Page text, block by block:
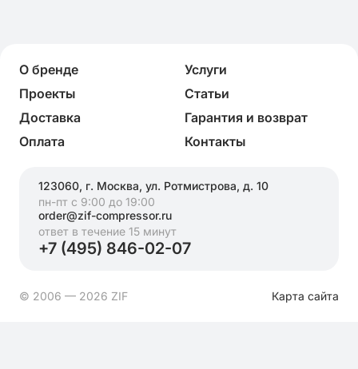
О бренде
Услуги
Проекты
Статьи
Доставка
Гарантия и возврат
Оплата
Контакты
123060, г. Москва, ул. Ротмистрова, д. 10
пн-пт с 9:00 до 19:00
order@zif-compressor.ru
ответ в течение 15 минут
+7 (495) 846-02-07
© 2006 — 2026 ZIF Карта сайта